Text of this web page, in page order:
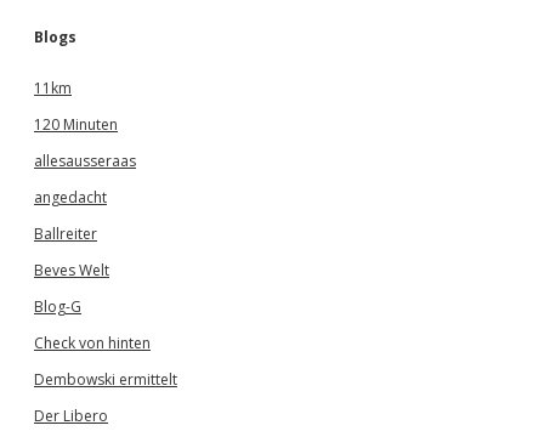
Blogs
11km
120 Minuten
allesausseraas
angedacht
Ballreiter
Beves Welt
Blog-G
Check von hinten
Dembowski ermittelt
Der Libero